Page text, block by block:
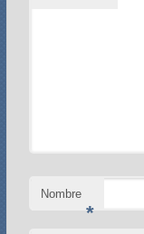
Nombre
*